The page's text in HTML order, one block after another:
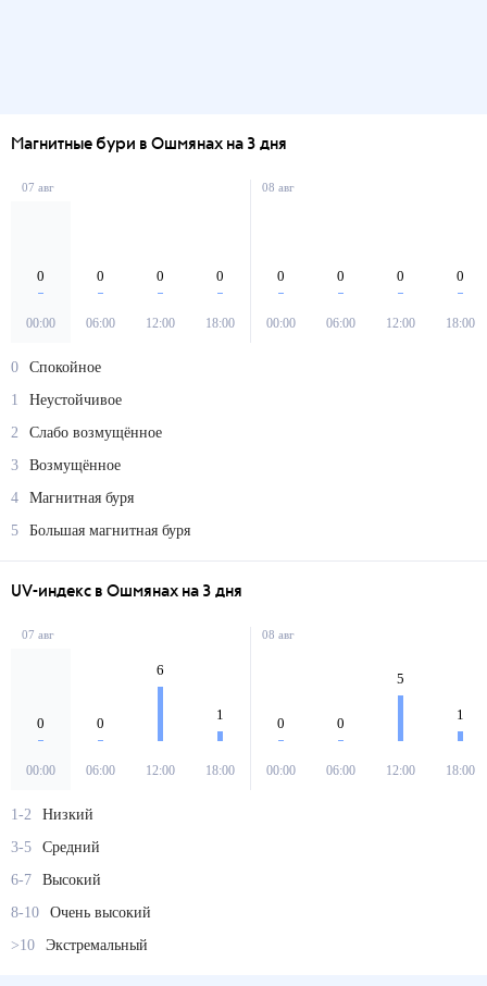
Магнитные бури в Ошмянах на 3 дня
07 авг
0
00:00
0
06:00
0
12:00
0
18:00
08 авг
0
00:00
0
06:00
0
12:00
0
18:00
0
Спокойное
1
Неустойчивое
2
Слабо возмущённое
3
Возмущённое
4
Магнитная буря
5
Большая магнитная буря
UV-индекс в Ошмянах на 3 дня
07 авг
0
00:00
0
06:00
6
12:00
1
18:00
08 авг
0
00:00
0
06:00
5
12:00
1
18:00
1-2
Низкий
3-5
Средний
6-7
Высокий
8-10
Очень высокий
>10
Экстремальный